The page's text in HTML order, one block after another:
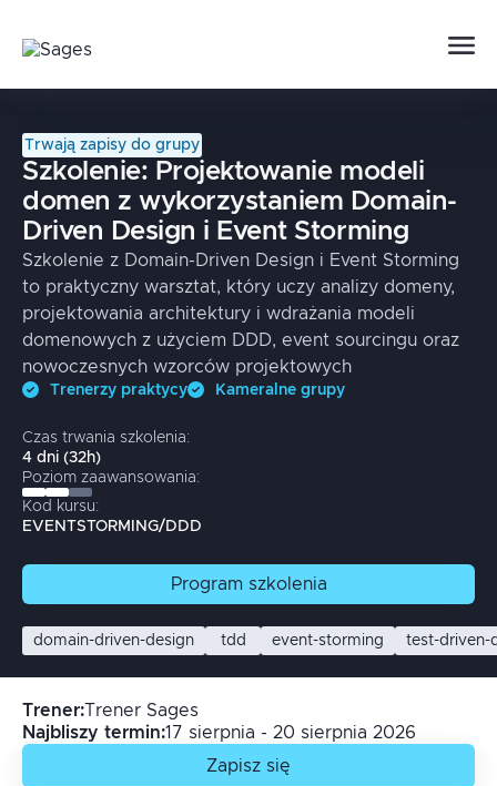
Trwają zapisy do grupy
Szkolenie: Projektowanie modeli
domen z wykorzystaniem Domain-
Driven Design i Event Storming
Szkolenie z Domain-Driven Design i Event Storming
to praktyczny warsztat, który uczy analizy domeny,
projektowania architektury i wdrażania modeli
domenowych z użyciem DDD, event sourcingu oraz
nowoczesnych wzorców projektowych
Trenerzy praktycy Kameralne grupy
Czas trwania szkolenia:
4 dni (32h)
Poziom zaawansowania:
Kod kursu:
EVENTSTORMING/DDD
Program szkolenia
domain-driven-design tdd event-storming test-driven-
Trener:Trener Sages
Najbliszy termin:17 sierpnia - 20 sierpnia 2026
Zapisz się